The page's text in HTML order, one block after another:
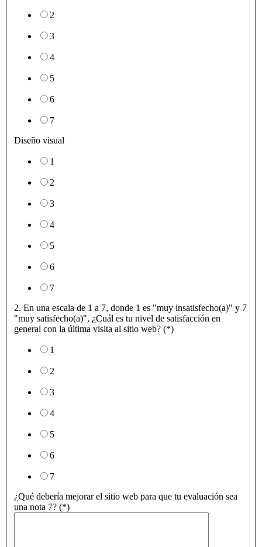
2
3
4
5
6
7
Diseño visual
1
2
3
4
5
6
7
2. En una escala de 1 a 7, donde 1 es "muy insatisfecho(a)" y 7
"muy satisfecho(a)", ¿Cuál es tu nivel de satisfacción en
general con la última visita al sitio web? (*)
1
2
3
4
5
6
7
¿Qué debería mejorar el sitio web para que tu evaluación sea
una nota 7? (*)